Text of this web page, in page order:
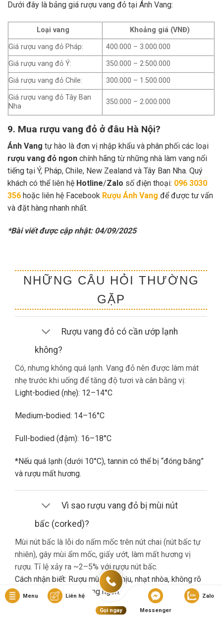
Dưới đây là bảng giá rượu vang đỏ tại Ánh Vang:
Loại vang
Khoảng giá (VNĐ)
Giá rượu vang đỏ Pháp:
400.000 – 3.000.000
Giá rượu vang đỏ Ý:
350.000 – 2.500.000
Giá rượu vang đỏ Chile:
300.000 – 1.500.000
Giá rượu vang đỏ Tây Ban
Nha
350.000 – 2.000.000
9. Mua rượu vang đỏ ở đâu Hà Nội?
Ánh Vang tự hào là đơn vị nhập khẩu và phân phối các loại
rượu vang đỏ ngon chính hãng từ những nhà làm vang nổi
tiếng tại Ý, Pháp, Chile, New Zealand và Tây Ban Nha. Quý
khách có thể liên hệ Hotline/Zalo số điện thoại: 096 3030
356 hoặc liên hệ Facebook Rượu Ánh Vang để được tư vấn
và đặt hàng nhanh nhất.
*Bài viết được cập nhật: 04/09/2025
NHỮNG CÂU HỎI THƯỜNG
GẶP
Rượu vang đỏ có cần ướp lạnh
không?
Có, nhưng không quá lạnh. Vang đỏ nên được làm mát
nhẹ trước khi uống để tăng độ tươi và cân bằng vị:
Light-bodied (nhẹ): 12–14°C
Medium-bodied: 14–16°C
Full-bodied (đậm): 16–18°C
*Nếu quá lạnh (dưới 10°C), tannin có thể bị “đóng băng”
và rượu mất hương.
Vì sao rượu vang đỏ bị mùi nút
bấc (corked)?
Mùi nút bấc là lỗi do nấm mốc trên nút chai (nút bấc tự
nhiên), gây mùi ẩm mốc, giấy ướt, làm mất hương vị
rượu. Tỉ lệ xảy ra ~2–5% với rượu nút bấc.
Cách nhận biết: Rượu mùi khó chịu, nhạt nhòa, không rõ
hương trái cây dù là vang ngon.
Nếu gặp lỗi này, bạn nên liên hệ cửa hàng đổi trả (nếu có
Menu Liên hệ
Gọi ngay Messenger
Zalo